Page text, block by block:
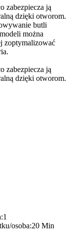
zabezpiecza ją
dzięki otworom.
butli
można
zoptymalizować
zabezpiecza ją
dzięki otworom.
osoba:20 Min